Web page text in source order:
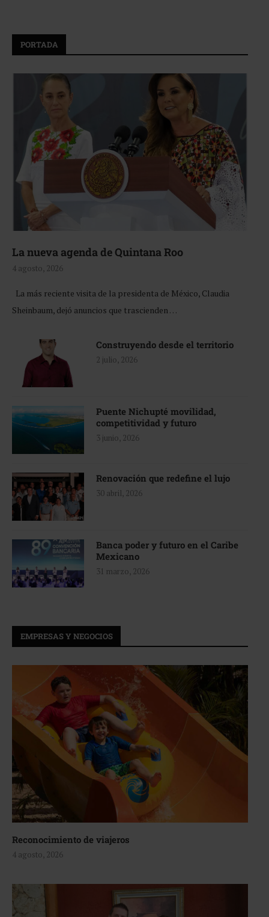
PORTADA
La nueva agenda de Quintana Roo
4 agosto, 2026
La más reciente visita de la presidenta de México, Claudia
Sheinbaum, dejó anuncios que trascienden …
Construyendo desde el territorio
2 julio, 2026
Puente Nichupté movilidad,
competitividad y futuro
3 junio, 2026
Renovación que redefine el lujo
30 abril, 2026
Banca poder y futuro en el Caribe
Mexicano
31 marzo, 2026
EMPRESAS Y NEGOCIOS
Reconocimiento de viajeros
4 agosto, 2026